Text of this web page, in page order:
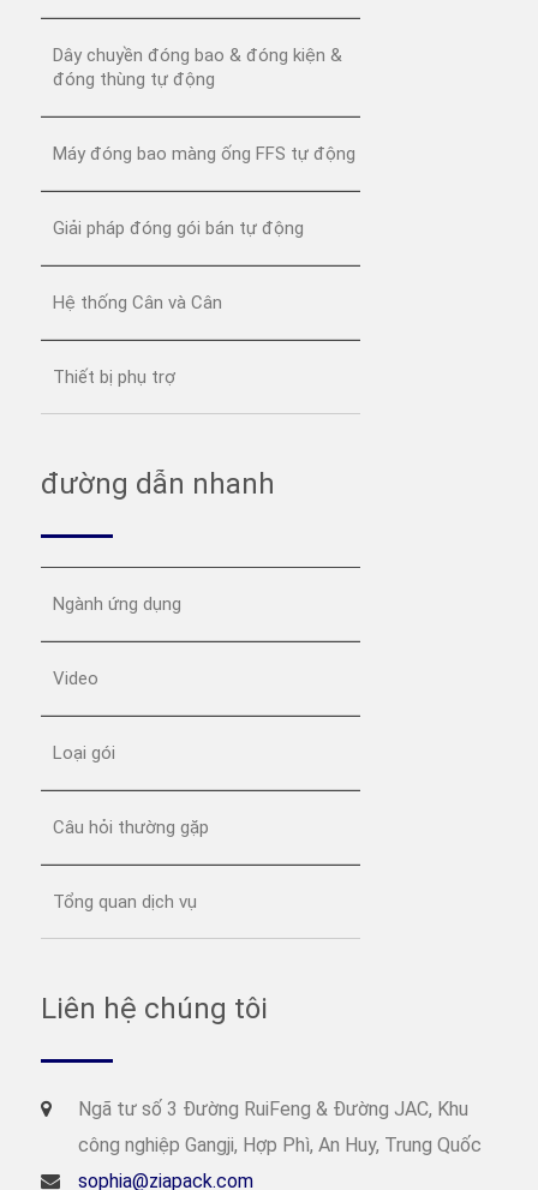
Dây chuyền đóng bao & đóng kiện &
đóng thùng tự động
Máy đóng bao màng ống FFS tự động
Giải pháp đóng gói bán tự động
Hệ thống Cân và Cân
Thiết bị phụ trợ
đường dẫn nhanh
Ngành ứng dụng
Video
Loại gói
Câu hỏi thường gặp
Tổng quan dịch vụ
Liên hệ chúng tôi
Ngã tư số 3 Đường RuiFeng & Đường JAC, Khu
công nghiệp Gangji, Hợp Phì, An Huy, Trung Quốc
sophia@ziapack.com